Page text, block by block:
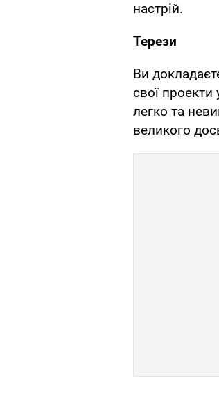
настрій.
Терези
Ви
свої
легко та
великого